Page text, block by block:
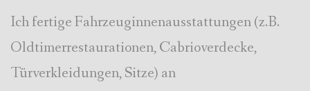
Ich fertige Fahrzeuginnenausstattungen (z.B.
Oldtimerrestaurationen, Cabrioverdecke,
Türverkleidungen, Sitze) an